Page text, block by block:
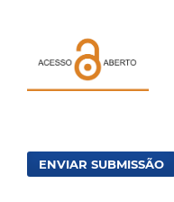
ENVIAR SUBMISSÃO